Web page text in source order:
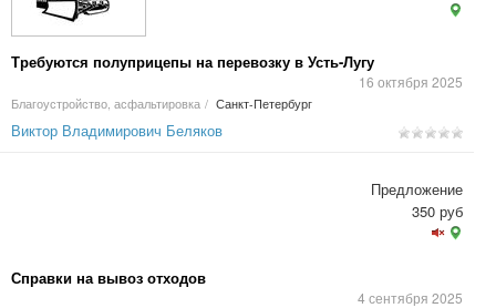
Требуются полуприцепы на перевозку в Усть-Лугу
16 октября 2025
Благоустройство, асфальтировка / Санкт-Петербург
Виктор Владимирович Беляков
Справки на вывоз отходов
4 сентября 2025
Предложение
350 руб